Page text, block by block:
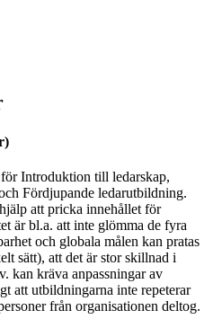
Introduktion till ledarskap,
Fördjupande ledarutbildning.
att pricka innehållet för
är bl.a. att inte glömma de fyra
och globala målen kan pratas
sätt), att det är stor skillnad i
kan kräva anpassningar av
att utbildningarna inte repeterar
från organisationen deltog.